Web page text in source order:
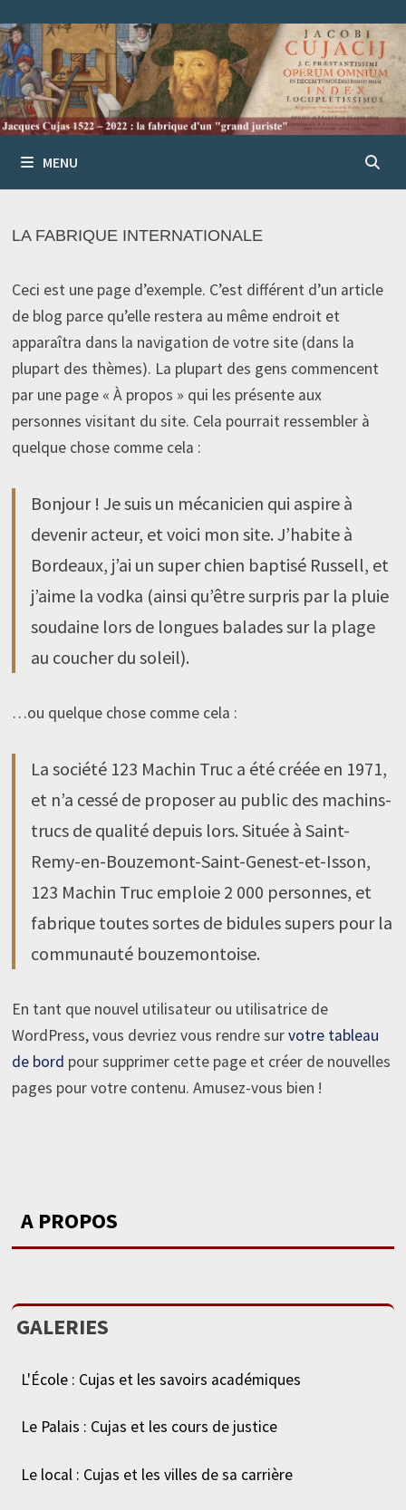
au
contenu
MENU
LA FABRIQUE INTERNATIONALE
Ceci est une page d’exemple. C’est différent d’un article
de blog parce qu’elle restera au même endroit et
apparaîtra dans la navigation de votre site (dans la
plupart des thèmes). La plupart des gens commencent
par une page « À propos » qui les présente aux
personnes visitant du site. Cela pourrait ressembler à
quelque chose comme cela :
Bonjour ! Je suis un mécanicien qui aspire à
devenir acteur, et voici mon site. J’habite à
Bordeaux, j’ai un super chien baptisé Russell, et
j’aime la vodka (ainsi qu’être surpris par la pluie
soudaine lors de longues balades sur la plage
au coucher du soleil).
…ou quelque chose comme cela :
La société 123 Machin Truc a été créée en 1971,
et n’a cessé de proposer au public des machins-
trucs de qualité depuis lors. Située à Saint-
Remy-en-Bouzemont-Saint-Genest-et-Isson,
123 Machin Truc emploie 2 000 personnes, et
fabrique toutes sortes de bidules supers pour la
communauté bouzemontoise.
En tant que nouvel utilisateur ou utilisatrice de
WordPress, vous devriez vous rendre survotre tableau
de bord pour supprimer cette page et créer de nouvelles
pages pour votre contenu. Amusez-vous bien !
A PROPOS
GALERIES
L'École : Cujas et les savoirs académiques
Le Palais : Cujas et les cours de justice
Le local : Cujas et les villes de sa carrière